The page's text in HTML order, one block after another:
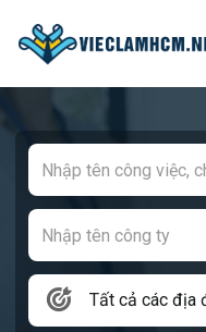
Tất cả các địa